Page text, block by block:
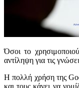
Όσοι το
αντίληψη για τις
Η πολλή χρήση της
και τους κάνει να